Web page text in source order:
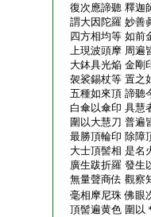
復次應諦聽 釋迦
謂大因陀羅 妙善
四方相均等 如前
上現波頭摩 周遍
大鉢具光焔 金剛
袈裟錫杖等 置之
五種如來頂 諦聽
白傘以傘印 具慧
圍以大慧刀 普遍
最勝頂輪印 除障
大士頂髻相 是名
廣生跋折羅 發生
無量聲商佉 觀察
毫相摩尼珠 佛眼
頂髻遍黄色 圍以